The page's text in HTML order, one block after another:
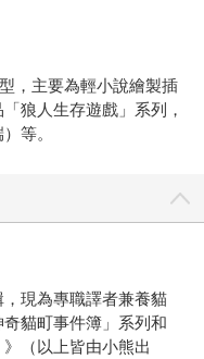
，主要為輕小說繪製插
狼人生存遊戲」系列，
等。
現為專職譯者兼養貓
貓町事件簿」系列和
（以上皆由小熊出